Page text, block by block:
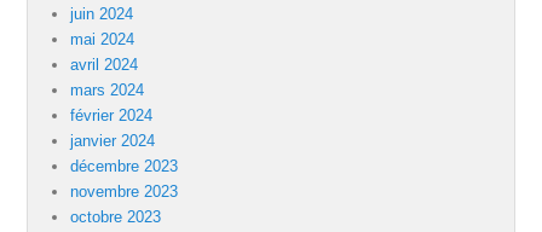
juin 2024
mai 2024
avril 2024
mars 2024
février 2024
janvier 2024
décembre 2023
novembre 2023
octobre 2023